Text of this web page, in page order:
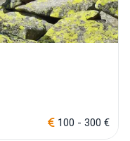
100 - 300 €